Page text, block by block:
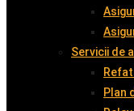
Servicii de
Plan